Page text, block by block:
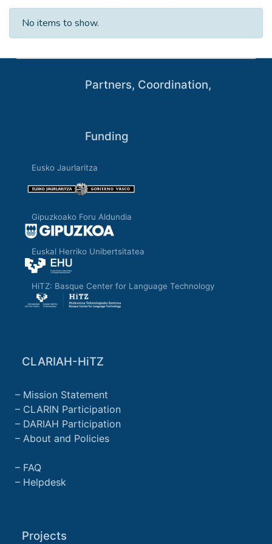
No items to show.
CLARIAH-HiTZ
Mission Statement
CLARIN Participation
DARIAH Participation
About and Policies
FAQ
Helpdesk
Partners, Coordination,
Funding
Eusko Jaurlaritza
Gipuzkoako Foru Aldundia
Euskal Herriko Unibertsitatea
HiTZ: Basque Center for Language Technology
Projects